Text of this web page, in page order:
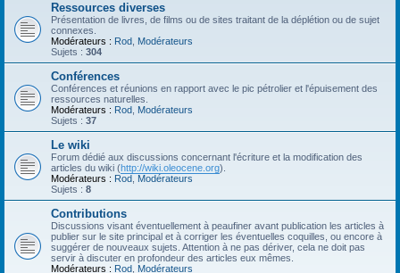
Ressources diverses
Présentation de livres, de films ou de sites traitant de la déplétion ou de sujet
connexes.
Modérateurs : Rod Modérateurs
Sujets : 304
Conférences
Conférences et réunions en rapport avec le pic pétrolier et l'épuisement des
ressources naturelles.
Modérateurs : Rod Modérateurs
Sujets : 37
Le wiki
Forum dédié aux discussions concernant l'écriture et la modification des
articles du wiki (http://wiki.oleocene.org).
Modérateurs : Rod Modérateurs
Sujets : 8
Contributions
Discussions visant éventuellement à peaufiner avant publication les articles à
publier sur le site principal et à corriger les éventuelles coquilles, ou encore à
suggérer de nouveaux sujets. Attention à ne pas dériver, cela ne doit pas
servir à discuter en profondeur des articles eux mêmes.
Modérateurs : Rod Modérateurs